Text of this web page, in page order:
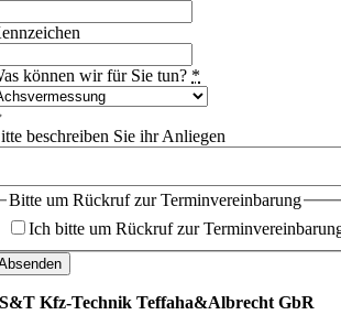
können wir für Sie tun? *
beschreiben Sie ihr Anliegen
Bitte um Rückruf zur Terminvereinbarung
Ich bitte um Rückruf zur
S&T Kfz-Technik Teffaha&Albrecht GbR